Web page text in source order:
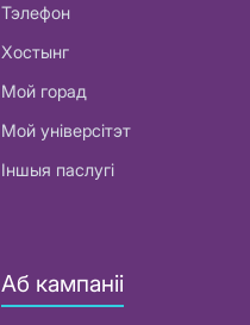
Тэлефон
Хостынг
Мой горад
Мой універсітэт
Іншыя паслугі
Аб кампаніі